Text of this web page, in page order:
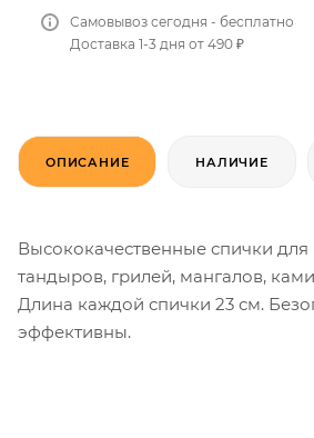
Самовывоз сегодня - бесплатно
Доставка 1-3 дня от 490 ₽
ОПИСАНИЕ НАЛИЧИЕ
Высококачественные спички для
тандыров, грилей, мангалов,
Длина каждой спички 23 см.
эффективны.